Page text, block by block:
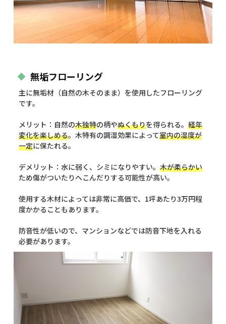
無垢フローリング
主に無垢材（自然の木そのまま）を使用したフローリング
です。
メリット：自然の木独特の柄やぬくもりを得られる。 経年
変化を楽しめる。木特有の調湿効果によって室内の湿度が
一定に保たれる。
デメリット：水に弱く、シミになりやすい。 木が柔らかい
ため傷がついたりへこんだりする可能性が高い。
使用する木材によっては非常に高価で、1坪あたり3万円程
度かかることもあります。
防音性が低いので、マンションなどでは防音下地を入れる
必要があります。